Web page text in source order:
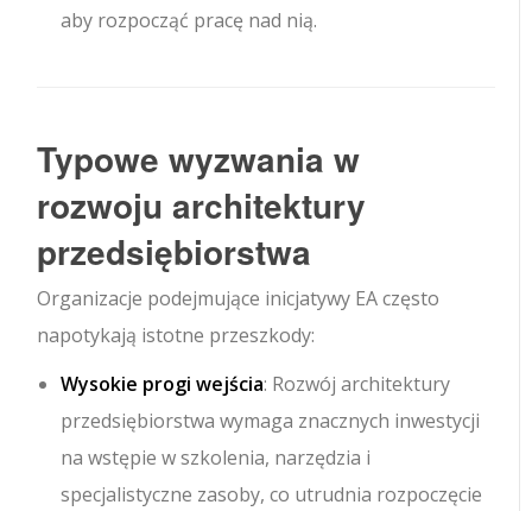
aby rozpocząć pracę nad nią.
Typowe wyzwania w
rozwoju architektury
przedsiębiorstwa
Organizacje podejmujące inicjatywy EA często
napotykają istotne przeszkody:
Wysokie progi wejścia: Rozwój architektury
przedsiębiorstwa wymaga znacznych inwestycji
na wstępie w szkolenia, narzędzia i
specjalistyczne zasoby, co utrudnia rozpoczęcie